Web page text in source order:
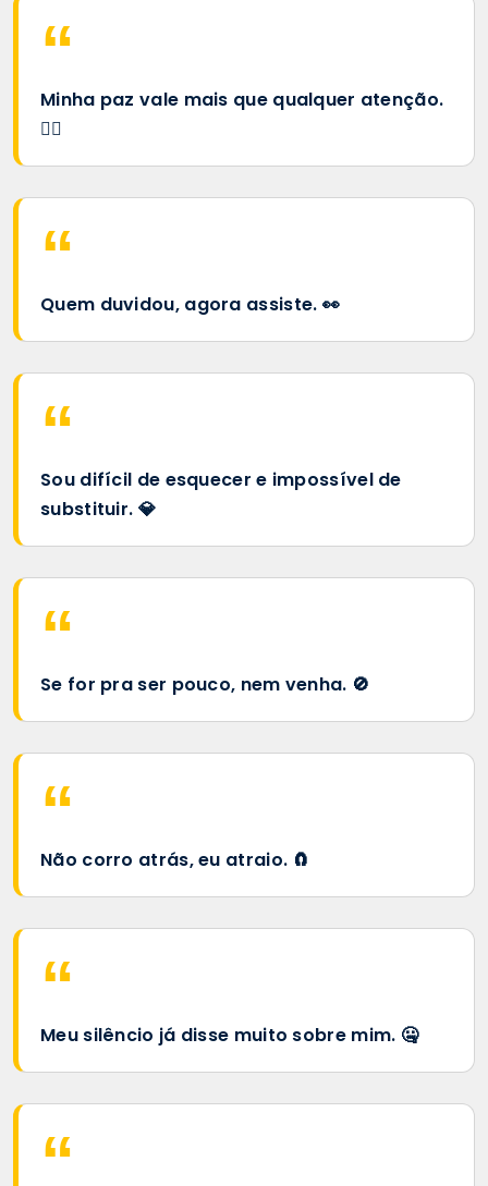
Minha paz vale mais que qualquer atenção.
🧘‍♀️
Quem duvidou, agora assiste. 👀
Sou difícil de esquecer e impossível de
substituir. 💎
Se for pra ser pouco, nem venha. 🚫
Não corro atrás, eu atraio. 🧲
Meu silêncio já disse muito sobre mim. 🤐